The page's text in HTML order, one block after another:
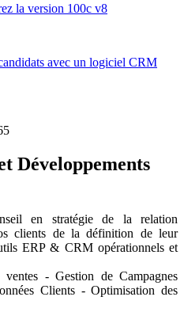
la version 100c v8
avec un logiciel CRM
Développements
en stratégie de la relation
clients de la définition de leur
ERP & CRM opérationnels et
- Gestion de Campagnes
Clients - Optimisation des